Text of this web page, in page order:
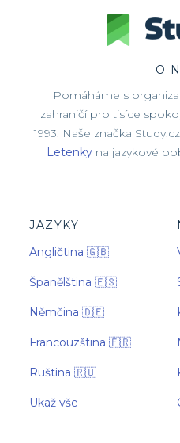
O
Pomáháme s
zahraničí pro tisíce
1993. Naše značka
Letenkyna jazykové
JAZYKY
Angličtina 🇬🇧
Španělština 🇪🇸
Němčina 🇩🇪
Francouzština 🇫🇷
Ruština 🇷🇺
Ukaž vše